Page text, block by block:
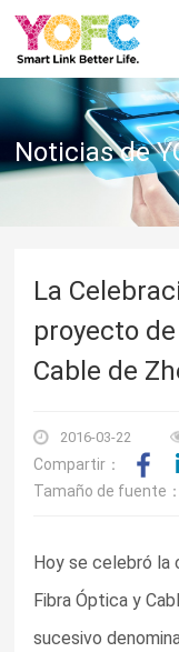
Noticias de
La
proyecto
Cable de
2016-03-22
Compartir：
Tamaño de fuente：
Hoy se celebró
Fibra Óptica y
sucesivo